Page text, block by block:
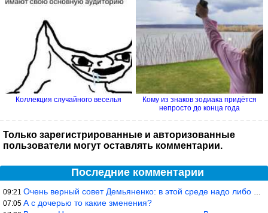
Коллекция случайного веселья
Кому из знаков зодиака придётся
непросто до конца года
Только зарегистрированные и авторизованные
пользователи могут оставлять комментарии.
Последние комментарии
09:21 Очень верный совет Демьяненко: в этой среде надо либо иметь зубы
07:05 А с дочерью то какие зменения?